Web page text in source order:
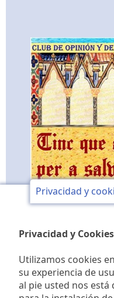
Club
Privacidad y
Privacidad y
Utilizamos cookies
su experiencia de
al pie usted nos